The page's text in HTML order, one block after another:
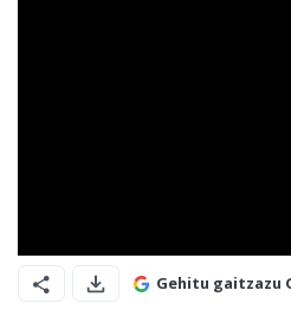
Gehitu gaitzazu